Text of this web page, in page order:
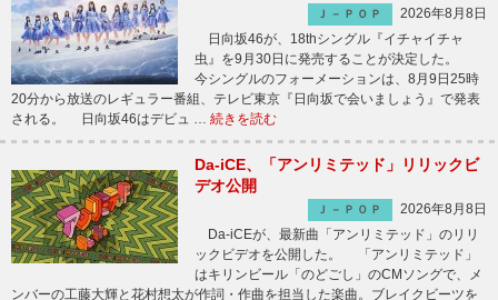
Ｊ－ＰＯＰ
2026年8月8日
日向坂46が、18thシングル『イチャイチャ
虫』を9月30日に発売することが決定した。
今シングルのフォーメーションは、8月9日25時
20分から放送のレギュラー番組、テレビ東京『日向坂で会いましょう』で発表
される。 日向坂46はデビュ … 続きを読む
Da-iCE、「アンリミテッド」リリックビ
デオ公開
Ｊ－ＰＯＰ
2026年8月8日
Da-iCEが、最新曲「アンリミテッド」のリリ
ックビデオを公開した。 「アンリミテッド」
はキリンビール「のどごし」のCMソングで、メ
ンバーの工藤大輝と花村想太が作詞・作曲を担当した楽曲。ブレイクビーツを